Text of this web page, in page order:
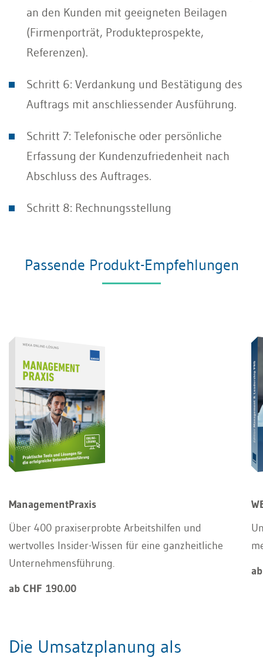
an den Kunden mit geeigneten Beilagen
(Firmenporträt, Produkteprospekte,
Referenzen).
Schritt 6: Verdankung und Bestätigung des
Auftrags mit anschliessender Ausführung.
Schritt 7: Telefonische oder persönliche
Erfassung der Kundenzufriedenheit nach
Abschluss des Auftrages.
Schritt 8: Rechnungsstellung
Passende Produkt-Empfehlungen
ManagementPraxis
Über 400 praxiserprobte Arbeitshilfen und
wertvolles Insider-Wissen für eine ganzheitliche
Unternehmensführung.
ab CHF 190.00
Die Umsatzplanung als